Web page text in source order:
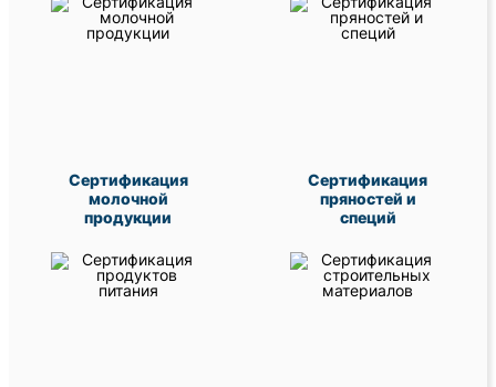
Сертификация
молочной
продукции
Сертификация
пряностей и
специй